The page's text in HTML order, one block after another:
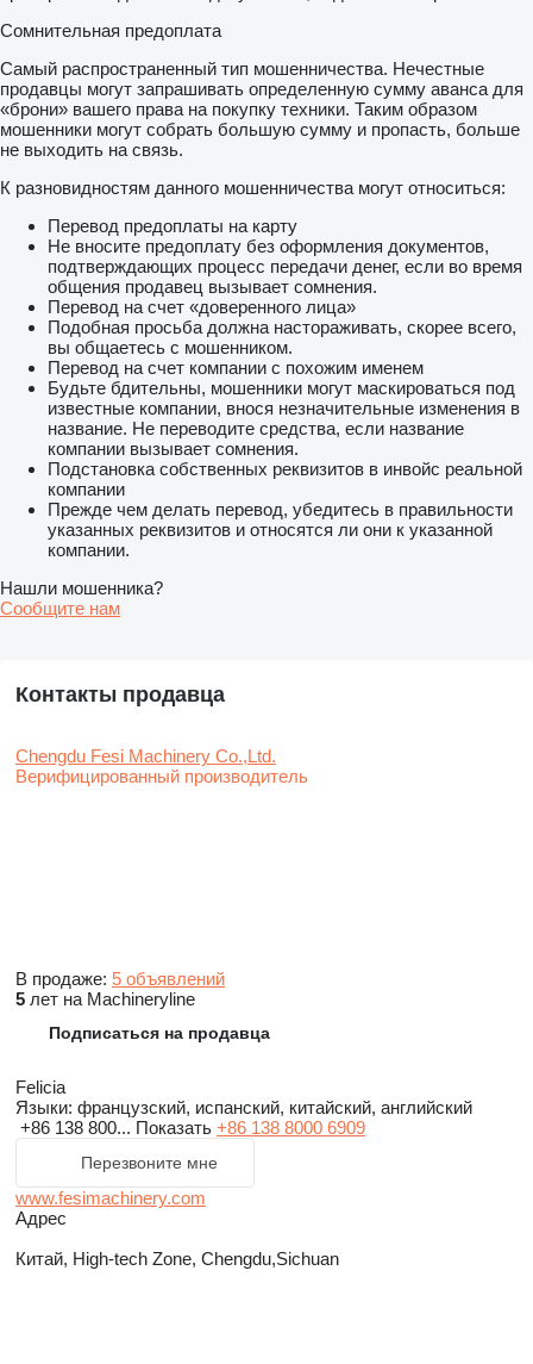
Сомнительная предоплата
Самый распространенный тип мошенничества. Нечестные
продавцы могут запрашивать определенную сумму аванса для
«брони» вашего права на покупку техники. Таким образом
мошенники могут собрать большую сумму и пропасть, больше
не выходить на связь.
К разновидностям данного мошенничества могут относиться:
Перевод предоплаты на карту
Не вносите предоплату без оформления документов,
подтверждающих процесс передачи денег, если во время
общения продавец вызывает сомнения.
Перевод на счет «доверенного лица»
Подобная просьба должна настораживать, скорее всего,
вы общаетесь с мошенником.
Перевод на счет компании с похожим именем
Будьте бдительны, мошенники могут маскироваться под
известные компании, внося незначительные изменения в
название. Не переводите средства, если название
компании вызывает сомнения.
Подстановка собственных реквизитов в инвойс реальной
компании
Прежде чем делать перевод, убедитесь в правильности
указанных реквизитов и относятся ли они к указанной
компании.
Нашли мошенника?
Сообщите нам
Контакты продавца
Chengdu Fesi Machinery Co.,Ltd.
Верифицированный производитель
В продаже: 5 объявлений
5 лет на Machineryline
Подписаться на продавца
Felicia
Языки: французский, испанский, китайский, английский
+86 138 800... Показать +86 138 8000 6909
Перезвоните мне
www.fesimachinery.com
Адрес
Китай, High-tech Zone, Chengdu,Sichuan